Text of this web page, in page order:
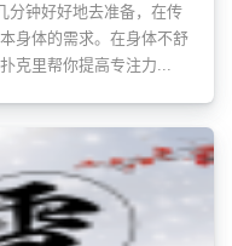
分钟好好地去准备，在传
身体的需求。在身体不舒
克里帮你提高专注力...